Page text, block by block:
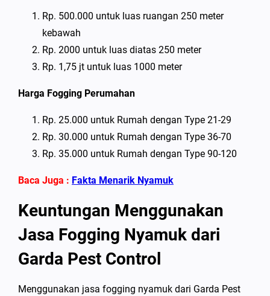
Rp. 500.000 untuk luas ruangan 250 meter
kebawah
Rp. 2000 untuk luas diatas 250 meter
Rp. 1,75 jt untuk luas 1000 meter
Harga Fogging Perumahan
Rp. 25.000 untuk Rumah dengan Type 21-29
Rp. 30.000 untuk Rumah dengan Type 36-70
Rp. 35.000 untuk Rumah dengan Type 90-120
Baca Juga : Fakta Menarik Nyamuk
Keuntungan Menggunakan
Jasa Fogging Nyamuk dari
Garda Pest Control
Menggunakan jasa fogging nyamuk dari Garda Pest